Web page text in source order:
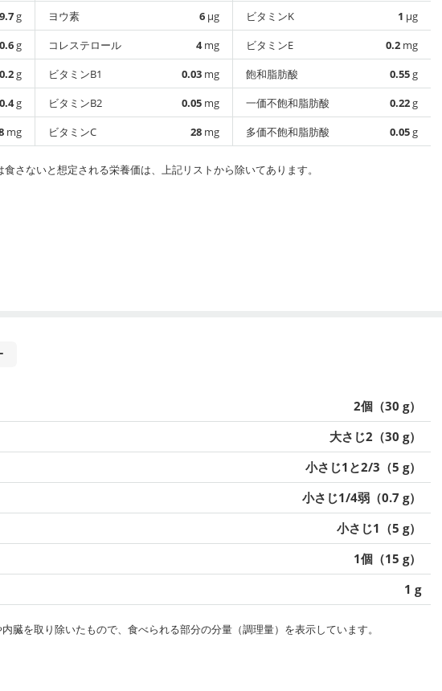
9.7g
0.6g
0.2g
0.4g
mg
ヨウ素
6 µg
コレステロール
4mg
ビタミンB1
0.03 mg
ビタミンB2
0.05 mg
ビタミンC
28 mg
ビタミンK
1 µg
ビタミンE
0.2 mg
飽和脂肪酸
0.55g
一価不飽和脂肪酸
0.22g
多価不飽和脂肪酸
0.05g
さないと想定される栄養価は、上記リストから除いてあります。
2個（30 g）
大さじ2（30 g）
小さじ1と2/3（5 g）
小さじ1/4弱（0.7 g）
小さじ1（5 g）
1個（15 g）
1 g
臓を取り除いたもので、食べられる部分の分量（調理量）を表示しています。